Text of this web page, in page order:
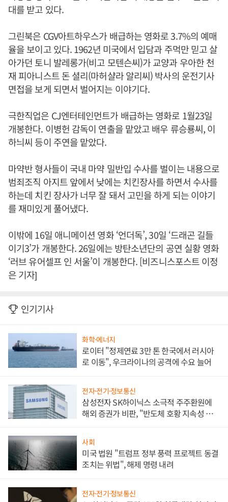
대를 받고 있다.
그린북은 CGV아트하우스가 배급하는 영화로 3.7%의 예매
율을 보이고 있다. 1962년 미국에서 입담과 주먹만 믿고 살
아가던 토니 발레롱가(비고 모텐슨씨)가 교양과 우아한 천
재 피아니스트 돈 셜리(마허샬라 알리씨) 박사의 운전기사
면접을 보게 되면서 벌어지는 이야기다.
극한직업은 CJ엔터테인먼트가 배급하는 영화로 1월23일
개봉한다. 이병헌 감독이 연출을 맡았고 배우 류승룡씨, 이
하늬씨 등이 주연을 맡았다.
마약반 형사들이 국내 마약 밀반입 수사를 벌이는 내용으로
범죄조직 아지트 앞에서 낮에는 치킨장사를 하면서 수사를
하는데 치킨 장사가 너무 잘 돼서 고민을 하게 되는 이야기
를 재미있게 풀어냈다.
이밖에 16일 애니메이션 영화 ‘언더독’, 30일 ‘드래곤 길들
이기3’가 개봉한다. 26일에는 방탄소년단의 공연 실황 영화
‘러브 유어셀프 인 서울’이 개봉한다. [비즈니스포스트 이정
은 기자]
인기기사
화학·에너지
로이터 "정제연료 3만 톤 한국에서 러시아
로 이동", 우크라이나의 공격에 수요 늘어
전자·전기·정보통신
삼성전자 SK하이닉스 소극적 주주환원에
해외 증권가 비판, "반도체 호황 지속성 의
사회
미국 법원 "트럼프 정부 풍력 프로젝트 동결
조치는 위법", 해제 명령 내려
전자·전기·정보통신